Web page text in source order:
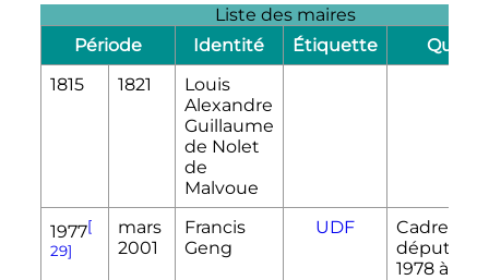
Liste des maires
Période
Identité Étiquette
1815
1821
Louis
Alexandre
Guillaume
de Nolet
de
Malvoue
1977[
29]
mars
2001
Francis
Geng
UDF
Cadre,
député de
1978 à